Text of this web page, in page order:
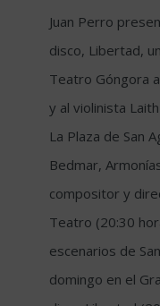
Juan Perro
disco, Libertad,
Teatro Góngora
y al violinista
La Plaza de San
Bedmar,
compositor y
Teatro (20:30
escenarios de
domingo en el